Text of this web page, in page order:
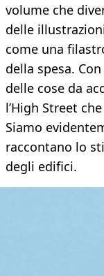
volume che
delle
come una
della spesa.
delle cose da
l’High Street
Siamo
raccontano lo
degli edifici.